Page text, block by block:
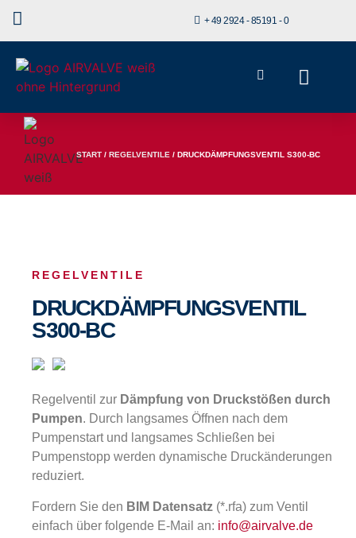
+ 49 2924 - 85191 - 0
START /REGELVENTILE / DRUCKDÄMPFUNGSVENTIL S300-BC
REGELVENTILE
DRUCKDÄMPFUNGSVENTIL
S300-BC
Regelventil zur Dämpfung von Druckstößen durch
Pumpen. Durch langsames Öffnen nach dem
Pumpenstart und langsames Schließen bei
Pumpenstopp werden dynamische Druckänderungen
reduziert.
Fordern Sie den BIM Datensatz (*.rfa) zum Ventil
einfach über folgende E-Mail an: info@airvalve.de